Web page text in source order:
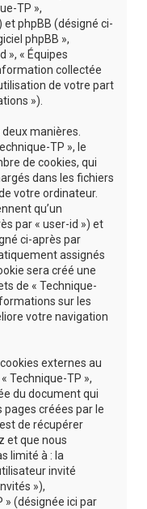
TP »,
phpBB (désigné ci-
phpBB »,
», « Équipes
collectée
de votre part
»).
manières.
TP », le
de cookies, qui
dans les fichiers
votre ordinateur.
qu’un
par « user-id ») et
ci-après par
assignés
sera créé une
de « Technique-
sur les
votre navigation
externes au
Technique-TP »,
du document qui
créées par le
de récupérer
et que nous
limité à : la
invité
»),
» (désignée ici par